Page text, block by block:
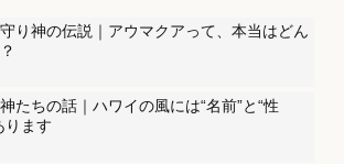
り神の伝説｜アウマクアって、本当はどん
たちの話｜ハワイの風には“名前”と“性
ります